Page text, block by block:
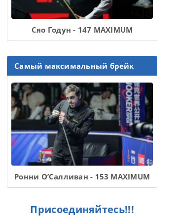
Сяо Годун - 147 MAXIMUM
Самый максимальный брейк
Ронни О’Салливан - 153 MAXIMUM
Присоединяйтесь!!!